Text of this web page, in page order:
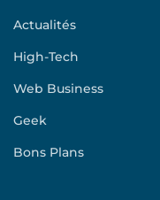
Actualités
High-Tech
Web Business
Geek
Bons Plans